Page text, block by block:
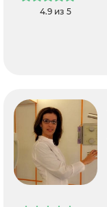
4.9 из 5